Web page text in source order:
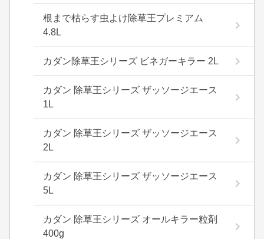
根まで枯らす虫よけ除草王プレミアム
4.8L
カダン除草王シリーズ ビネガーキラー 2L
カダン 除草王シリーズ ザッソージエース
1L
カダン 除草王シリーズ ザッソージエース
2L
カダン 除草王シリーズ ザッソージエース
5L
カダン 除草王シリーズ オールキラー粒剤
400g